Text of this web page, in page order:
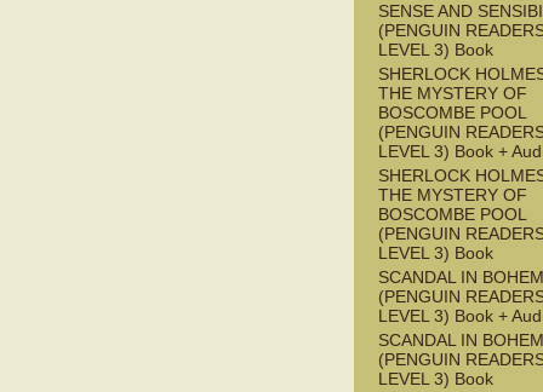
SENSE AND
(PENGUIN
LEVEL 3) Book
SHERLOCK
THE MYSTERY OF
BOSCOMBE POOL
(PENGUIN
LEVEL 3) Book +
SHERLOCK
THE MYSTERY OF
BOSCOMBE POOL
(PENGUIN
LEVEL 3) Book
SCANDAL IN
(PENGUIN
LEVEL 3) Book +
SCANDAL IN
(PENGUIN
LEVEL 3) Book